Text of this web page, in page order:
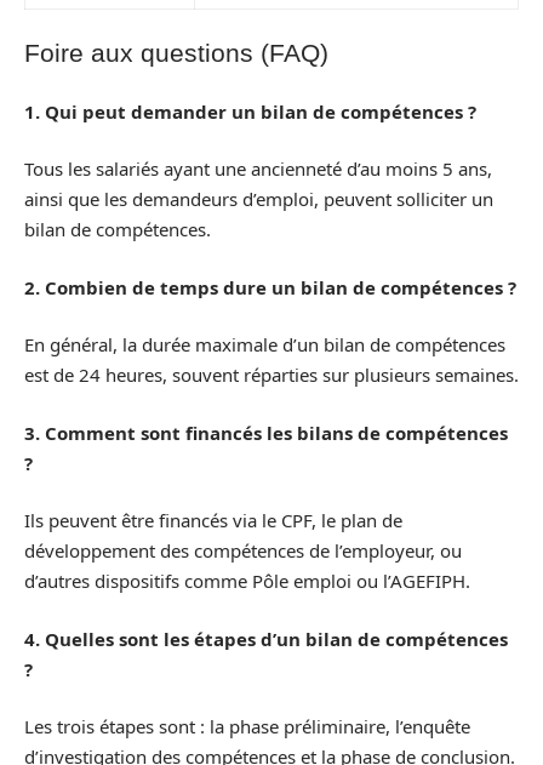
Foire aux questions (FAQ)
1. Qui peut demander un bilan de compétences ?
Tous les salariés ayant une ancienneté d’au moins 5 ans,
ainsi que les demandeurs d’emploi, peuvent solliciter un
bilan de compétences.
2. Combien de temps dure un bilan de compétences ?
En général, la durée maximale d’un bilan de compétences
est de 24 heures, souvent réparties sur plusieurs semaines.
3. Comment sont financés les bilans de compétences
?
Ils peuvent être financés via le CPF, le plan de
développement des compétences de l’employeur, ou
d’autres dispositifs comme Pôle emploi ou l’AGEFIPH.
4. Quelles sont les étapes d’un bilan de compétences
?
Les trois étapes sont : la phase préliminaire, l’enquête
d’investigation des compétences et la phase de conclusion.